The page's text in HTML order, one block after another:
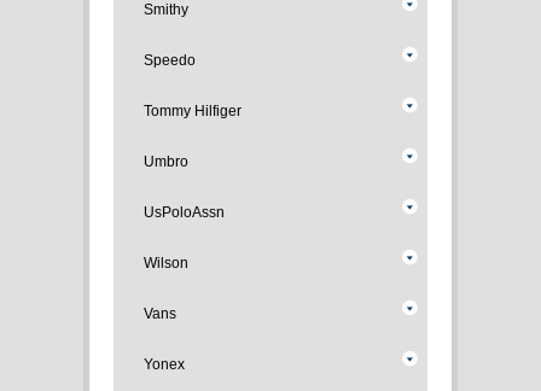
Smithy
Speedo
Tommy Hilfiger
Umbro
UsPoloAssn
Wilson
Vans
Yonex